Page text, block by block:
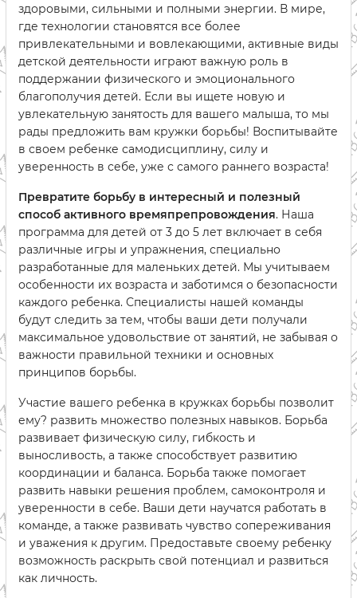
здоровыми, сильными и полными энергии. В мире,
где технологии становятся все более
привлекательными и вовлекающими, активные виды
детской деятельности играют важную роль в
поддержании физического и эмоционального
благополучия детей. Если вы ищете новую и
увлекательную занятость для вашего малыша, то мы
рады предложить вам кружки борьбы! Воспитывайте
в своем ребенке самодисциплину, силу и
уверенность в себе, уже с самого раннего возраста!
Превратите борьбу в интересный и полезный
способ активного времяпрепровождения. Наша
программа для детей от 3 до 5 лет включает в себя
различные игры и упражнения, специально
разработанные для маленьких детей. Мы учитываем
особенности их возраста и заботимся о безопасности
каждого ребенка. Специалисты нашей команды
будут следить за тем, чтобы ваши дети получали
максимальное удовольствие от занятий, не забывая о
важности правильной техники и основных
принципов борьбы.
Участие вашего ребенка в кружках борьбы позволит
ему? развить множество полезных навыков. Борьба
развивает физическую силу, гибкость и
выносливость, а также способствует развитию
координации и баланса. Борьба также помогает
развить навыки решения проблем, самоконтроля и
уверенности в себе. Ваши дети научатся работать в
команде, а также развивать чувство сопереживания
и уважения к другим. Предоставьте своему ребенку
возможность раскрыть свой потенциал и развиться
как личность.